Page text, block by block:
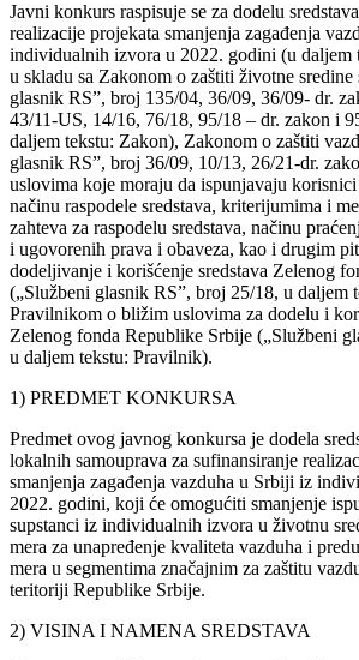
Javni konkurs raspisuje se za dodelu
realizacije projekata smanjenja zagađenja
individualnih izvora u 2022. godini (u daljem
u skladu sa Zakonom o zaštiti životne sredine
glasnik RS”, broj 135/04, 36/09, 36/09- dr.
43/11-US, 14/16, 76/18, 95/18 – dr. zakon i
daljem tekstu: Zakon), Zakonom o zaštiti
glasnik RS”, broj 36/09, 10/13, 26/21-dr.
uslovima koje moraju da ispunjavaju
načinu raspodele sredstava, kriterijumima i
zahteva za raspodelu sredstava, načinu
i ugovorenih prava i obaveza, kao i drugim
dodeljivanje i korišćenje sredstava Zelenog
(„Službeni glasnik RS”, broj 25/18, u daljem
Pravilnikom o bližim uslovima za dodelu i
Zelenog fonda Republike Srbije („Službeni
u daljem tekstu: Pravilnik).
1) PREDMET KONKURSA
Predmet ovog javnog konkursa je dodela
lokalnih samouprava za sufinansiranje
smanjenja zagađenja vazduha u Srbiji iz
2022. godini, koji će omogućiti smanjenje
supstanci iz individualnih izvora u životnu
mera za unapređenje kvaliteta vazduha i
mera u segmentima značajnim za zaštitu
teritoriji Republike Srbije.
2) VISINA I NAMENA SREDSTAVA